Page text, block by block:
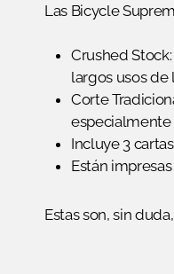
Las Bicycle
Crushed
largos usos de
Corte
especialmente
Incluye 3
Están
Estas son, sin